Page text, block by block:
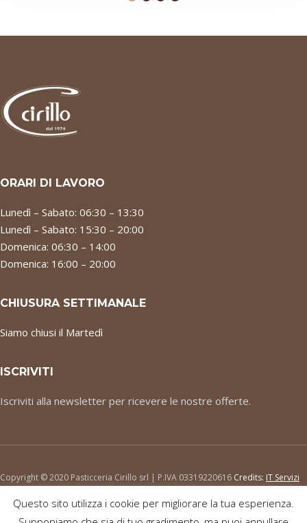
ORARI DI LAVORO
Lunedì – Sabato: 06:30 – 13:30
Lunedì – Sabato: 15:30 – 20:00
Domenica: 06:30 – 14:00
Domenica: 16:00 – 20:00
CHIUSURA SETTIMANALE
Siamo chiusi il Martedì
ISCRIVITI
Iscriviti alla newsletter per ricevere le nostre offerte.
Copyright © 2020 Pasticceria Cirillo srl | P.IVA 03319220616 Credits: IT Servizi
Questo sito utilizza i cookie per migliorare la tua esperienza.